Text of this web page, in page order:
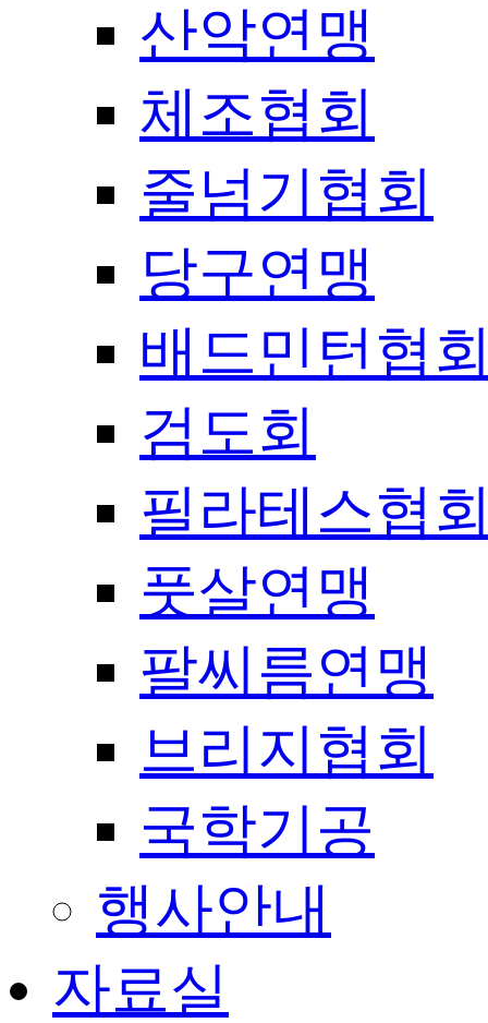
산악연맹
체조협회
줄넘기협회
당구연맹
배드민턴협
검도회
필라테스협
풋살연맹
팔씨름연맹
브리지협회
국학기공
행사안내
자료실